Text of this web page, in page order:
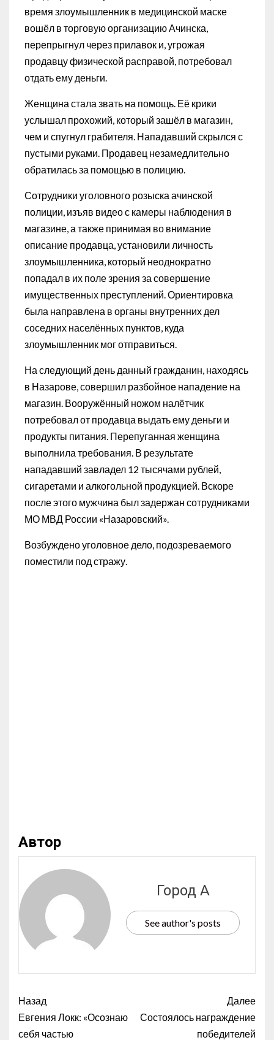
время злоумышленник в медицинской маске
вошёл в торговую организацию Ачинска,
перепрыгнул через прилавок и, угрожая
продавцу физической расправой, потребовал
отдать ему деньги.
Женщина стала звать на помощь. Её крики
услышал прохожий, который зашёл в магазин,
чем и спугнул грабителя. Нападавший скрылся с
пустыми руками. Продавец незамедлительно
обратилась за помощью в полицию.
Сотрудники уголовного розыска ачинской
полиции, изъяв видео с камеры наблюдения в
магазине, а также принимая во внимание
описание продавца, установили личность
злоумышленника, который неоднократно
попадал в их поле зрения за совершение
имущественных преступлений. Ориентировка
была направлена в органы внутренних дел
соседних населённых пунктов, куда
злоумышленник мог отправиться.
На следующий день данный гражданин, находясь
в Назарове, совершил разбойное нападение на
магазин. Вооружённый ножом налётчик
потребовал от продавца выдать ему деньги и
продукты питания. Перепуганная женщина
выполнила требования. В результате
нападавший завладел 12 тысячами рублей,
сигаретами и алкогольной продукцией. Вскоре
после этого мужчина был задержан сотрудниками
МО МВД России «Назаровский».
Возбуждено уголовное дело, подозреваемого
поместили под стражу.
Автор
Город А
See author's posts
Назад
Евгения Локк: «Осознаю
себя частью
Далее
Состоялось награждение
победителей